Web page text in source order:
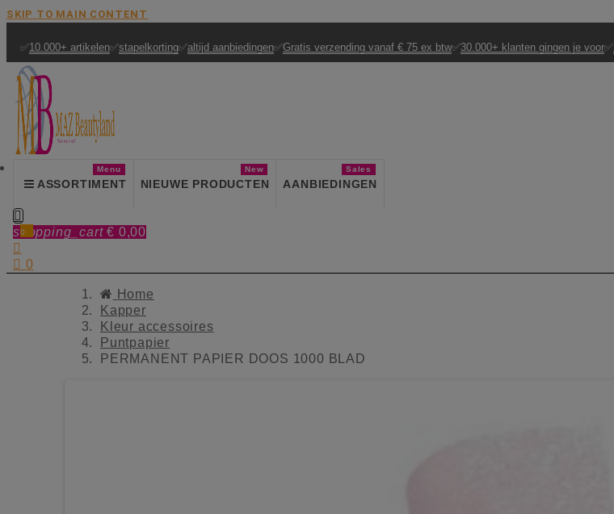
SKIP TO MAIN CONTENT
✅10.000+ artikelen✅stapelkorting✅altijd aanbiedingen✅Gratis verzending vanaf € 75 ex btw✅30.000+ klanten gingen je voor✅
ASSORTIMENT
Menu
NIEUWE PRODUCTEN
New
AANBIEDINGEN
Sales

shopping_cart € 0,00
0

 0
Home
Kapper
Kleur accessoires
Puntpapier
PERMANENT PAPIER DOOS 1000 BLAD